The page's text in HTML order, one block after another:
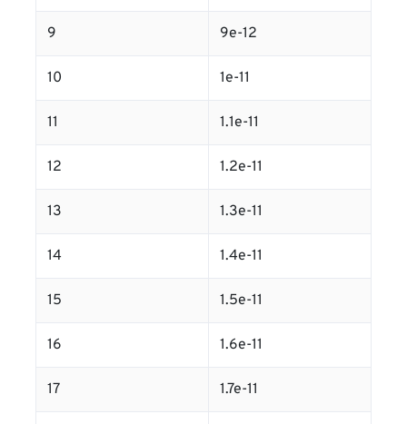
9 9e-12
10 1e-11
11 1.1e-11
12 1.2e-11
13 1.3e-11
14 1.4e-11
15 1.5e-11
16 1.6e-11
17 1.7e-11